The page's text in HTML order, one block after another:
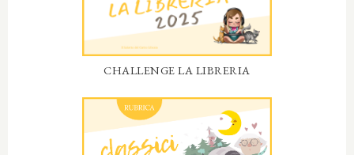
CHALLENGE LA LIBRERIA